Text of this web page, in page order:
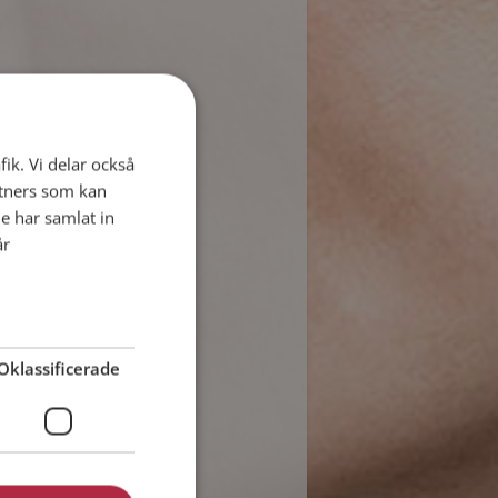
Vi delar också
som kan
har samlat in